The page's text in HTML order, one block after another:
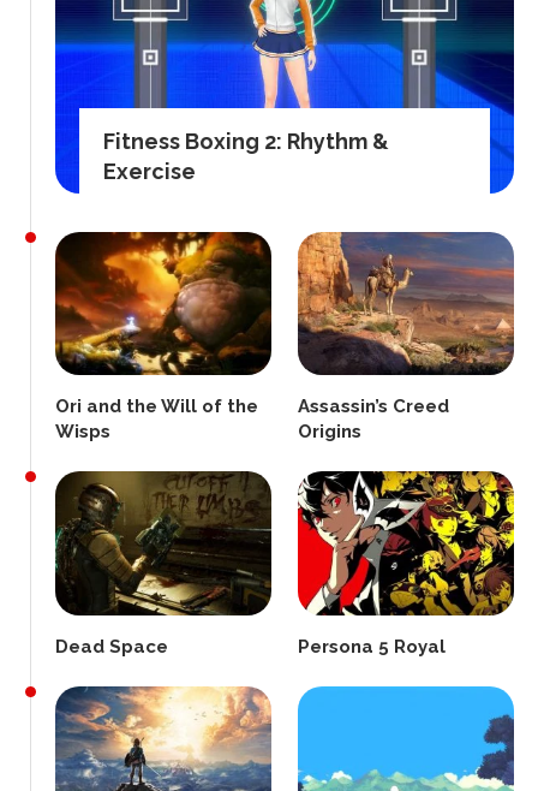
Fitness Boxing 2: Rhythm &
Exercise
Ori and the Will of the
Wisps
Assassin’s Creed
Origins
Dead Space Persona 5 Royal